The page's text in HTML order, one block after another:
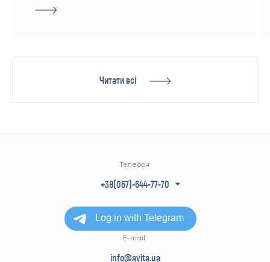
Читати всі
Телефон:
+38(067)-644-77-70
+38(057)-728-77-70
E-mail:
info@avita.ua